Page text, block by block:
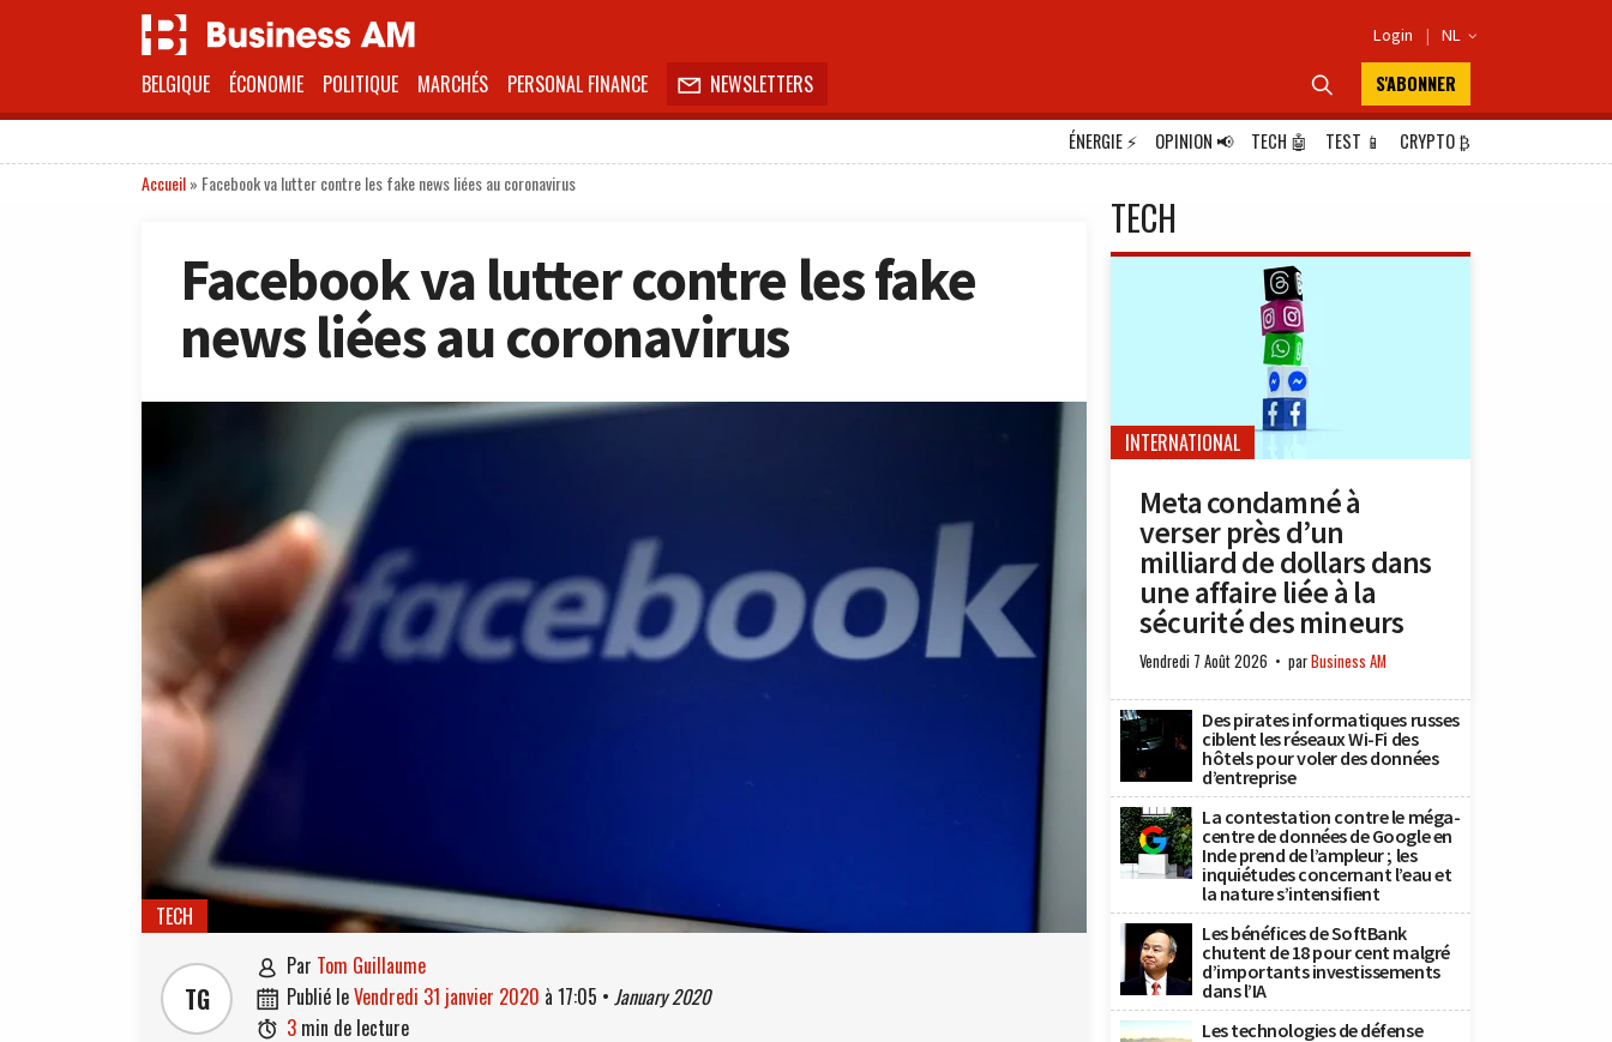
Login | NL 
BELGIQUE ÉCONOMIE POLITIQUE MARCHÉS PERSONAL FINANCE  NEWSLETTERS  S'ABONNER
ÉNERGIE⚡ OPINION📢 TECH 🤖 TEST 📱 CRYPTO₿
Accueil» Facebook va lutter contre les fake news liées au coronavirus
Facebook va lutter contre les fake
news liées au coronavirus
TECH
TG
 par Tom Guillaume
 publié le vendredi 31 janvier 2020 à 17:05 • January 2020
 3 min de lecture
TECH
INTERNATIONAL
Meta condamné à
verser près d’un
milliard de dollars dans
une affaire liée à la
sécurité des mineurs
Vendredi 7 Août 2026 parBusiness AM
Des pirates informatiques russes
ciblent les réseaux Wi-Fi des
hôtels pour voler des données
d’entreprise
La contestation contre le méga-
centre de données de Google en
Inde prend de l’ampleur ; les
inquiétudes concernant l’eau et
la nature s’intensifient
Les bénéfices de SoftBank
chutent de 18 pour cent malgré
d’importants investissements
dans l’IA
Les technologies de défense